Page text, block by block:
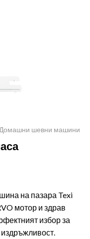
Домашни шевни машини
на пазара Texi
мотор и здрав
избор за